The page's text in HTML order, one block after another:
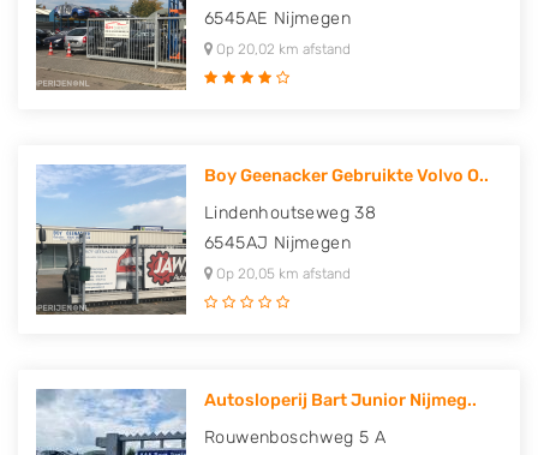
6545AE Nijmegen
Op 20,02 km afstand
Boy Geenacker Gebruikte Volvo O..
Lindenhoutseweg 38
6545AJ Nijmegen
Op 20,05 km afstand
Autosloperij Bart Junior Nijmeg..
Rouwenboschweg 5 A